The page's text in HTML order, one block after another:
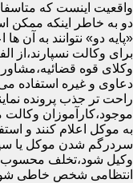
واقعیت اینست که
دو به خاطر اینکه ممکن
«پایه دو» نتوانند به آن
برای وکالت نسپارند،از
وکلای قوه
دعاوی و غیره استفاده می
راحت تر جذب پرونده
موجود،کارآموزان وکالت
به موکل اعلام کنند و
سردرگم شدن موکل یا
وکیل شود،تخلف
انتظامی شخص خاطی